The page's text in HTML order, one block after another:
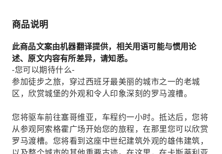
商品说明
此商品文案由机器翻译提供，相关用语可能与惯用论
述、原文内容有所差异，请知悉。
-您可以期待什么-
参加徒步之旅，穿过西班牙最美丽的城市之一的老城
区，欣赏城堡的外观和令人印象深刻的罗马渡槽。
您将驱车前往塞哥维亚，车程约一小时。抵达后，您将
从参观阿索格霍广场开始您的旅程，在那里您可以欣赏
罗马渡槽。您将看到这座中世纪建筑外观的雄伟建筑，